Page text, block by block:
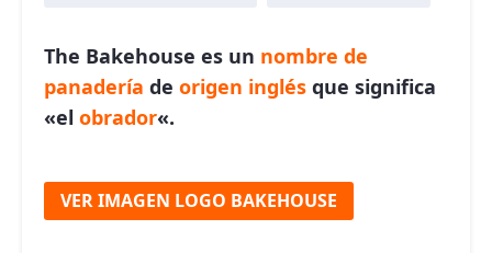
The Bakehouse es un nombre de
panadería de origen inglés que significa
«el obrador«.
VER IMAGEN LOGO BAKEHOUSE